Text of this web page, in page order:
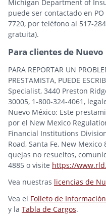
Michigan Department of
puede ser contactado en PO
7720, por teléfono al 517-
gratuita).
Para clientes de
PARA REPORTAR UN
PRESTAMISTA, PUEDE
Specialist, 3440 Preston
30005, 1-800-324-4061,
Nuevo México: Este
por el New Mexico
Financial Institutions
Road, Santa Fe, New
quejas no resueltos,
4885 o visite https://
Vea nuestras licencias de
Vea el Folleto de
y la Tabla de Cargos.